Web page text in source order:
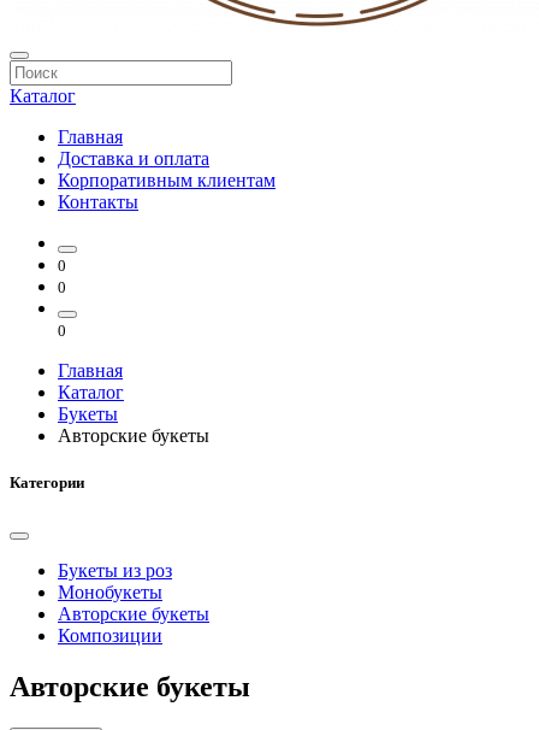
Каталог
Главная
Доставка и оплата
Корпоративным клиентам
Контакты
0
0
0
Главная
Каталог
Букеты
Авторские букеты
Категории
Букеты из роз
Монобукеты
Авторские букеты
Композиции
Авторские букеты